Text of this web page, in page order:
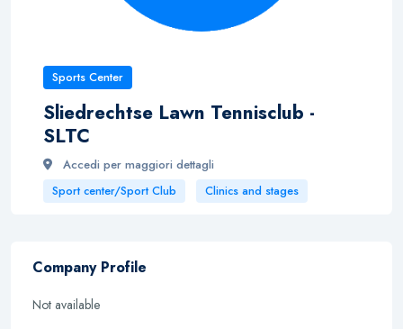
Sports Center
Sliedrechtse Lawn Tennisclub -
SLTC
Accedi per maggiori dettagli
Sport center/Sport Club Clinics and stages
Company Profile
Not available